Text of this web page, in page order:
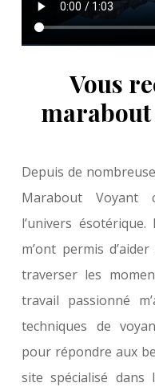
Vous
Depuis de
Marabout Voyant
l’univers
m’ont permis
traverser les
travail passionné
techniques de
pour répondre aux
site spécialisé dans